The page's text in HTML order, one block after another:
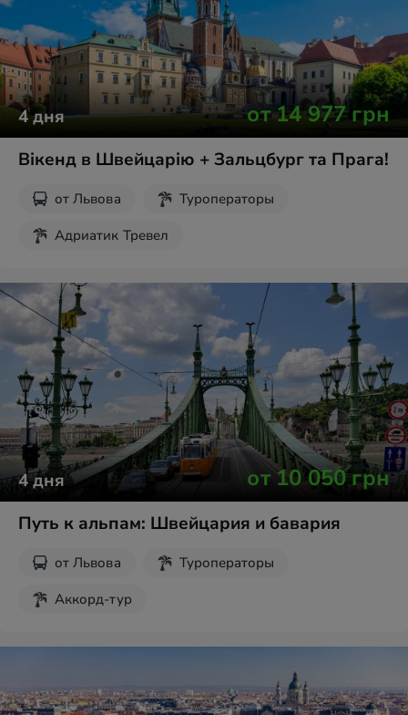
4дня от14 977грн
Вікенд в Швейцарію + Зальцбург та Прага!
от Львова
Туроператоры
Адриатик Тревел
Рождественские туры
Экскурсии на выходные
4дня от10 050грн
Путь к альпам: Швейцария и бавария
от Львова
Туроператоры
Аккорд-тур